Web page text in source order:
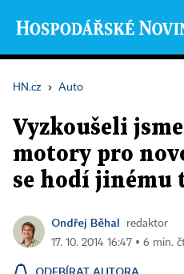
HN.cz › Auto
Vyzkoušeli
motory pro
se hodí jinému
Ondřej Běhal
redaktor
17. 10. 2014 16:47 ▪ 6 min.
ODEBÍRAT AUTORA